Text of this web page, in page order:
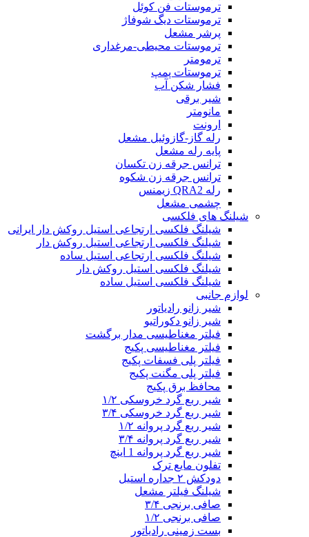
ترموستات فن کوئل
ترموستات دیگ شوفاژ
پرشر مشعل
ترموستات محیطی-مرغداری
ترمومتر
ترموستات پمپ
فشار شکن آب
شیر برقی
مانومتر
ارونت
رله گاز-گازوئیل مشعل
پایه رله مشعل
ترانس جرقه زن تکسان
ترانس جرقه زن شکوه
رله QRA2 زیمنس
چشمی مشعل
شیلنگ های فلکسی
شیلنگ فلکسی ارتجاعی استیل روکش دار ایرانی
شیلنگ فلکسی ارتجاعی استیل روکش دار
شیلنگ فلکسی ارتجاعی استیل ساده
شیلنگ فلکسی استیل روکش دار
شیلنگ فلکسی استیل ساده
لوازم جانبی
شیر زانو رادیاتور
شیر زانو دکوراتیو
فیلتر مغناطیسی مدار برگشت
فیلتر مغناطیسی پکیج
فیلتر پلی فسفات پکیج
فیلتر پلی مگنت پکیج
محافظ برق پکیج
شیر ربع گرد خروسکی ۱/۲
شیر ربع گرد خروسکی ۳/۴
شیر ربع گرد پروانه ۱/۲
شیر ربع گرد پروانه ۳/۴
شیر ربع گرد پروانه 1 اینچ
تفلون مایع ترک
دودکش ۲ جداره استیل
شیلنگ فیلتر مشعل
صافی برنجی ۳/۴
صافی برنجی ۱/۲
بست زمینی رادیاتور